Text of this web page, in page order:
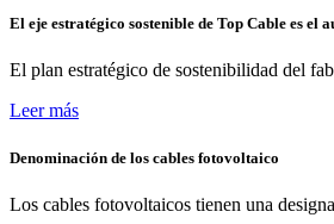
El eje estratégico sostenible de Top Cable es el
El plan estratégico de sostenibilidad del
Leer más
Denominación de los cables fotovoltaico
Los cables fotovoltaicos tienen una